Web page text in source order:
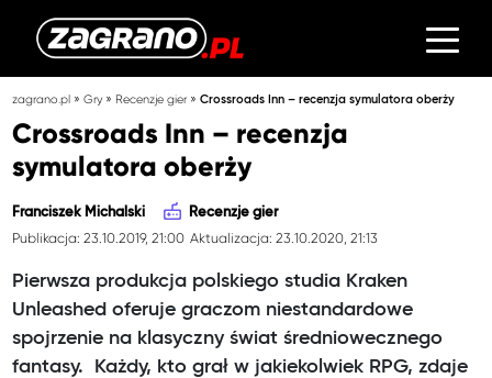
zagrano.pl »Gry» Recenzje gier »Crossroads Inn – recenzja symulatora oberży
Crossroads Inn – recenzja
symulatora oberży
Franciszek Michalski Recenzje gier
Publikacja: 23.10.2019, 21:00 Aktualizacja: 23.10.2020, 21:13
Pierwsza produkcja polskiego studia Kraken
Unleashed oferuje graczom niestandardowe
spojrzenie na klasyczny świat średniowecznego
fantasy. Każdy, kto grał w jakiekolwiek RPG, zdaje